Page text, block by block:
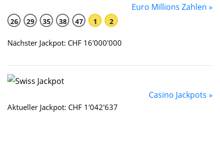
Euro Millions Zahlen »
26 29 35 38 47 1 2
Nächster Jackpot: CHF 16'000'000
Casino Jackpots »
Aktueller Jackpot: CHF 1'042'637